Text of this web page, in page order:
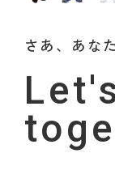
さあ、あな